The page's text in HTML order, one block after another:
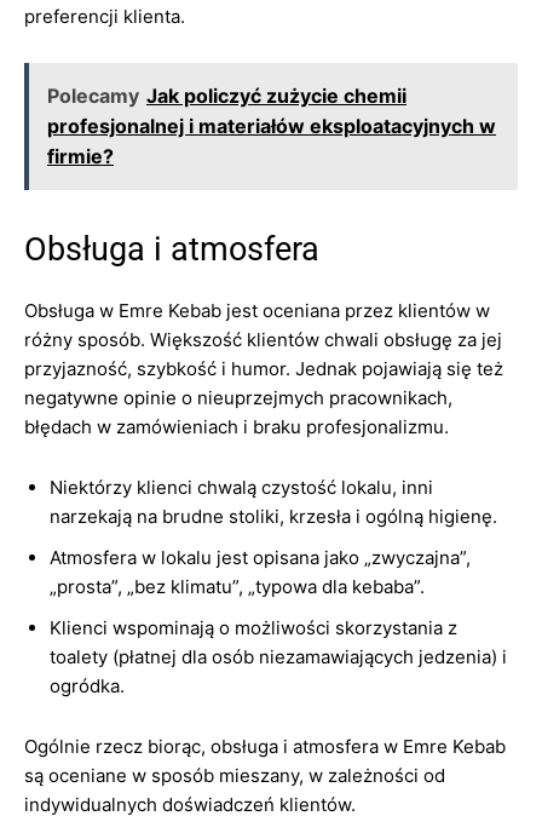
preferencji klienta.
Polecamy Jak policzyć zużycie chemii
profesjonalnej i materiałów eksploatacyjnych w
firmie?
Obsługa i atmosfera
Obsługa w Emre Kebab jest oceniana przez klientów w
różny sposób. Większość klientów chwali obsługę za jej
przyjazność, szybkość i humor. Jednak pojawiają się też
negatywne opinie o nieuprzejmych pracownikach,
błędach w zamówieniach i braku profesjonalizmu.
Niektórzy klienci chwalą czystość lokalu, inni
narzekają na brudne stoliki, krzesła i ogólną higienę.
Atmosfera w lokalu jest opisana jako „zwyczajna”,
„prosta”, „bez klimatu”, „typowa dla kebaba”.
Klienci wspominają o możliwości skorzystania z
toalety (płatnej dla osób niezamawiających jedzenia) i
ogródka.
Ogólnie rzecz biorąc, obsługa i atmosfera w Emre Kebab
są oceniane w sposób mieszany, w zależności od
indywidualnych doświadczeń klientów.